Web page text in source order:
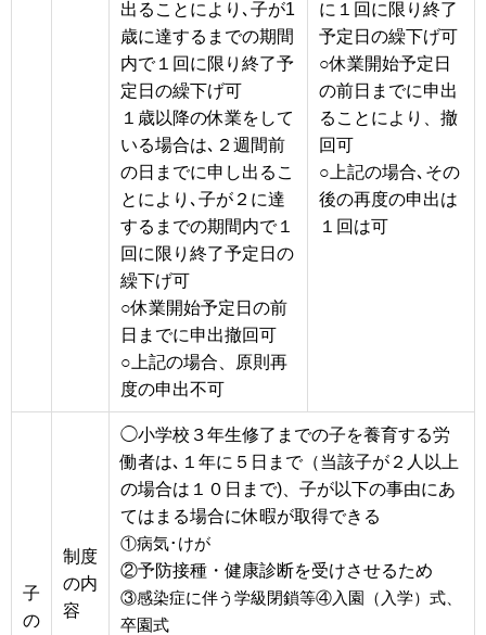
出ることにより､子が1
歳に達するまでの期間
内で１回に限り終了予
定日の繰下げ可
１歳以降の休業をして
いる場合は､２週間前
の日までに申し出るこ
とにより､子が２に達
するまでの期間内で１
回に限り終了予定日の
繰下げ可
○休業開始予定日の前
日までに申出撤回可
○上記の場合、原則再
度の申出不可
に１回に限り終了
予定日の繰下げ可
○休業開始予定日
の前日までに申出
ることにより、撤
回可
○上記の場合､その
後の再度の申出は
１回は可
子
の
制度
の内
容
◯小学校３年生修了までの子を養育する労
働者は､１年に５日まで（当該子が２人以上
の場合は１０日まで)、子が以下の事由にあ
てはまる場合に休暇が取得できる
①病気･けが
②予防接種・健康診断を受けさせるため
③感染症に伴う学級閉鎖等④入園（入学）式、
卒園式